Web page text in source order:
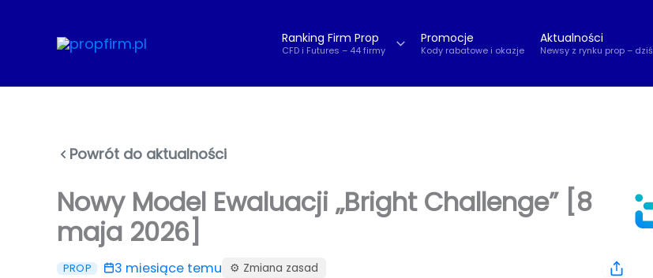
Ranking Firm Prop
CFD i Futures – 44 firmy
Promocje
Kody rabatowe i okazje
Aktualności
Newsy z rynku prop – dziś
Powrót do aktualności
Nowy Model Ewaluacji „Bright Challenge” [8
maja 2026]
PROP 3 miesiące temu ⚙️ Zmiana zasad